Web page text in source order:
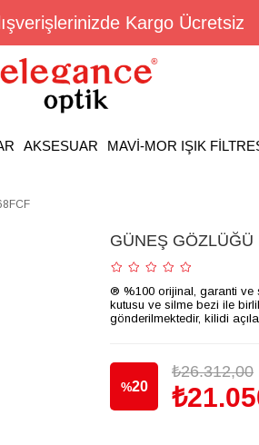
Kargo Ücretsiz
AKSESUAR MAVİ-MOR IŞIK
GÜNEŞ
® %100 orijinal, garanti ve
kutusu ve silme bezi ile
gönderilmektedir, kilidi
%20
₺26.312,00